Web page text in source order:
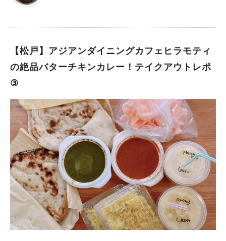
【松戸】アジアンダイニングカフェヒラモティ
の絶品バターチキンカレー！テイクアウトレポ
③